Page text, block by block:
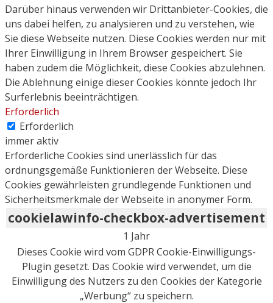
Darüber hinaus verwenden wir Drittanbieter-Cookies, die
uns dabei helfen, zu analysieren und zu verstehen, wie
Sie diese Webseite nutzen. Diese Cookies werden nur mit
Ihrer Einwilligung in Ihrem Browser gespeichert. Sie
haben zudem die Möglichkeit, diese Cookies abzulehnen.
Die Ablehnung einige dieser Cookies könnte jedoch Ihr
Surferlebnis beeinträchtigen.
Erforderlich
Erforderlich
immer aktiv
Erforderliche Cookies sind unerlässlich für das
ordnungsgemäße Funktionieren der Webseite. Diese
Cookies gewährleisten grundlegende Funktionen und
Sicherheitsmerkmale der Webseite in anonymer Form.
cookielawinfo-checkbox-advertisement
1 Jahr
Dieses Cookie wird vom GDPR Cookie-Einwilligungs-
Plugin gesetzt. Das Cookie wird verwendet, um die
Einwilligung des Nutzers zu den Cookies der Kategorie
„Werbung“ zu speichern.